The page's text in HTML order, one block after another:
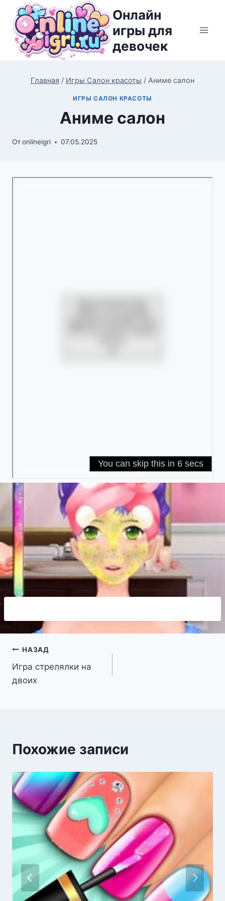
Перейти
содержимому
Онлайн
игры для
девочек
Главная / Игры Салон красоты / Аниме салон
ИГРЫ САЛОН КРАСОТЫ
Аниме салон
Отonlineigri 07.05.2025
Навигация
по
НАЗАД
Игра стрелялки на
двоих
Похожие записи